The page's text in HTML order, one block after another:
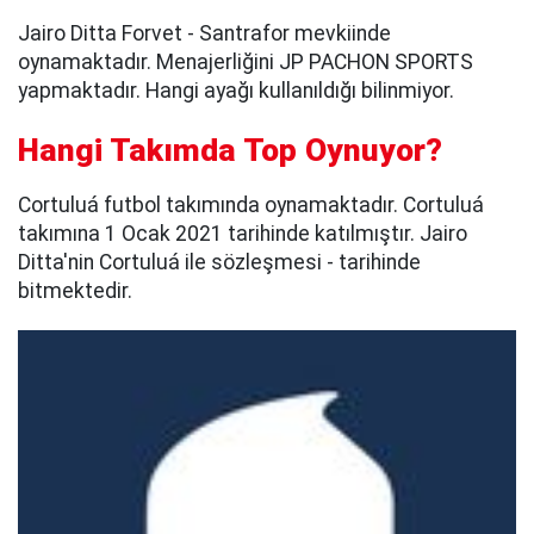
Jairo Ditta Forvet - Santrafor mevkiinde
oynamaktadır. Menajerliğini JP PACHON SPORTS
yapmaktadır. Hangi ayağı kullanıldığı bilinmiyor.
Hangi Takımda Top Oynuyor?
Cortuluá futbol takımında oynamaktadır. Cortuluá
takımına 1 Ocak 2021 tarihinde katılmıştır. Jairo
Ditta'nin Cortuluá ile sözleşmesi - tarihinde
bitmektedir.